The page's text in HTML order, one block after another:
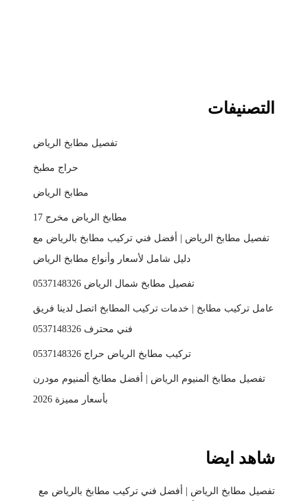
التصنيفات
تفصيل مطابخ الرياض
حراج مطبخ
مطابخ الرياض
مطابخ الرياض مخرج 17
تفصيل مطابخ الرياض | أفضل فني تركيب مطابخ بالرياض مع
دليل شامل لأسعار وأنواع مطابخ الرياض
تفصيل مطابخ شمال الرياض 0537148326
عامل تركيب مطابخ | خدمات تركيب المطابخ اتصل لدينا فريق
فني محترف 0537148326
تركيب مطابخ الرياض حراج 0537148326
تفصيل مطابخ المنيوم الرياض | أفضل مطابخ ألمنيوم مودرن
بأسعار مميزة 2026
شاهد ايضا
تفصيل مطابخ الرياض | أفضل فني تركيب مطابخ بالرياض مع